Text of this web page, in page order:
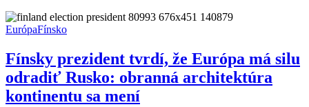
slabiny
USA
podmienkach
EurópaFínsko
Fínsky prezident tvrdí, že Európa má silu
odradiť Rusko: obranná architektúra
kontinentu sa mení